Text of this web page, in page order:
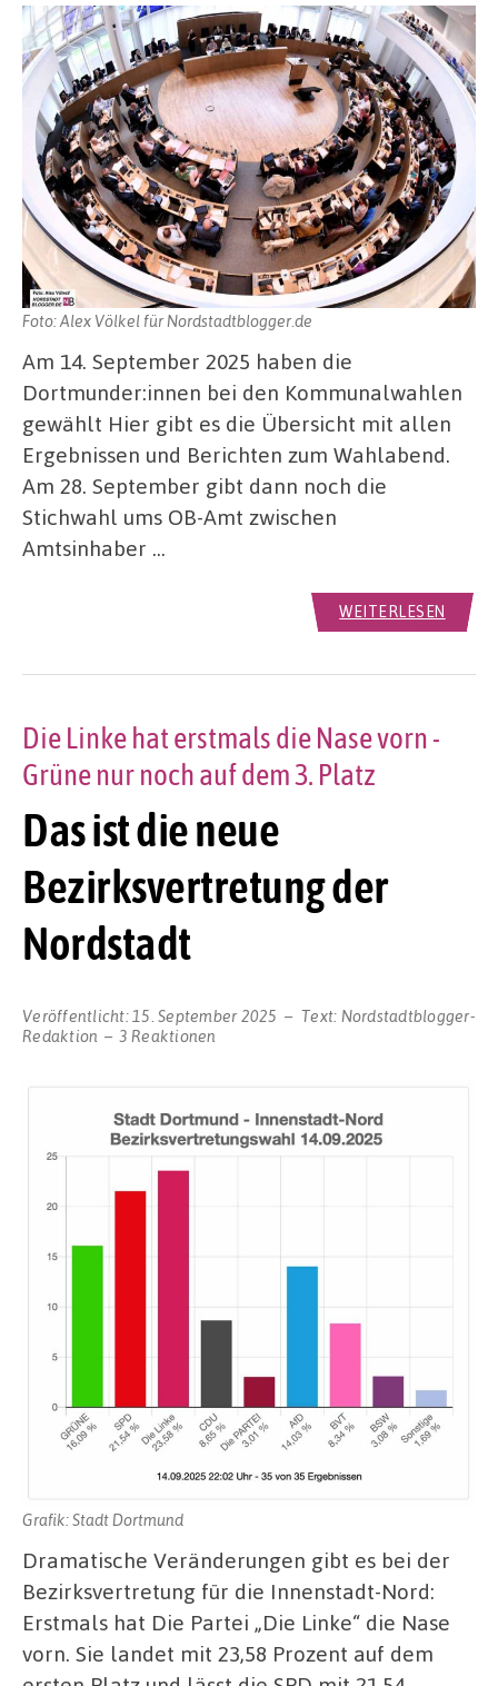
Foto: Alex Völkel für Nordstadtblogger.de
Am 14. September 2025 haben die
Dortmunder:innen bei den Kommunalwahlen
gewählt Hier gibt es die Übersicht mit allen
Ergebnissen und Berichten zum Wahlabend.
Am 28. September gibt dann noch die
Stichwahl ums OB-Amt zwischen
Amtsinhaber …
WEITERLESEN
Das ist die neue
Bezirksvertretung der
Nordstadt
Die Linke hat erstmals die Nase vorn -
Grüne nur noch auf dem 3. Platz
Veröffentlicht: 15. September 2025 Text: Nordstadtblogger-
Redaktion
3 Reaktionen
Grafik: Stadt Dortmund
Dramatische Veränderungen gibt es bei der
Bezirksvertretung für die Innenstadt-Nord:
Erstmals hat Die Partei „Die Linke“ die Nase
vorn. Sie landet mit 23,58 Prozent auf dem